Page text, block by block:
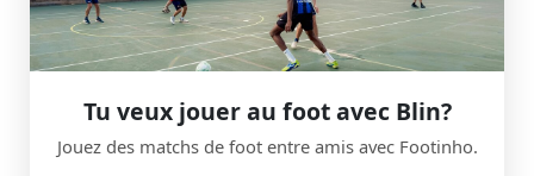
Tu veux jouer au foot avec Blin?
Jouez des matchs de foot entre amis avec Footinho.